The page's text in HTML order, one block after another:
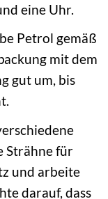
eine Uhr.
Petrol gemäß
mit dem
gut um, bis
Strähne für
und arbeite
darauf, dass